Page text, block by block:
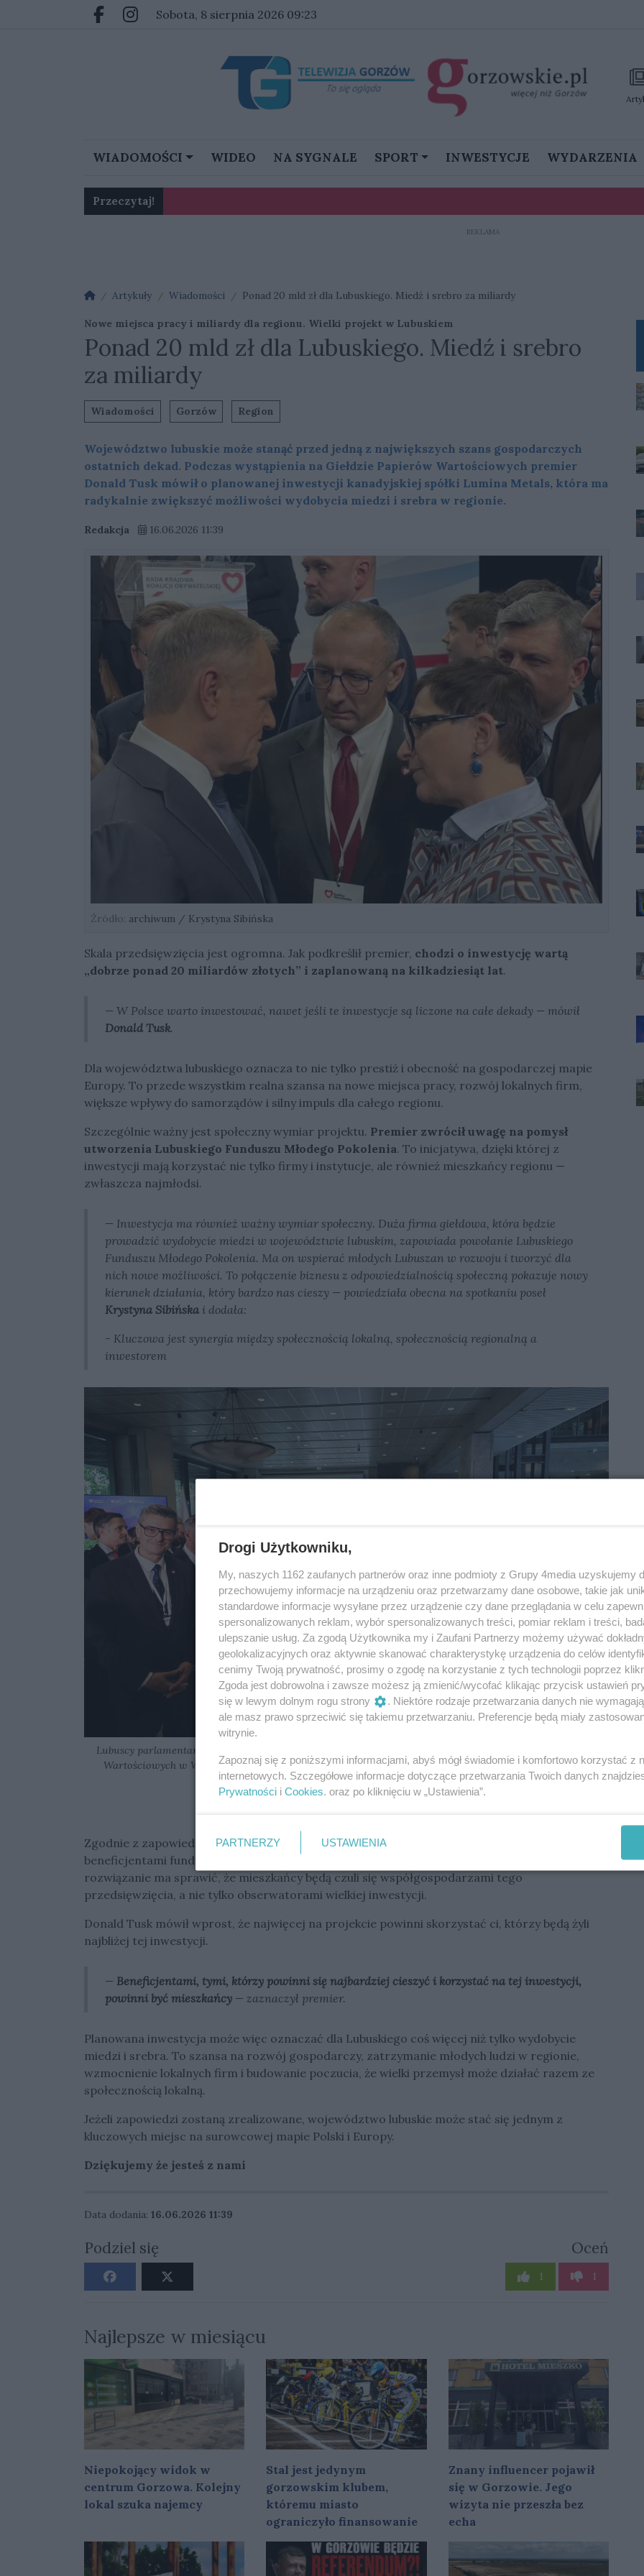
Przejdź do głównych treści
Przejdź do głównego menu
Facebook.com
Instagram.com
sobota, 8 sierpnia 2026 09:23
WIADOMOŚCI WIDEO NA SYGNALE SPORT INWESTYCJE WYDARZENIA
Przeczytaj!
REKLAMA
Strona główna
Artykuły Wiadomości Ponad 20 mld zł dla Lubuskiego. Miedź i srebro za miliardy
Nowe miejsca pracy i miliardy dla regionu. Wielki projekt w Lubuskiem
Ponad 20 mld zł dla Lubuskiego. Miedź i srebro
za miliardy
Wiadomości Gorzów Region
Województwo lubuskie może stanąć przed jedną z największych szans gospodarczych
ostatnich dekad. Podczas wystąpienia na Giełdzie Papierów Wartościowych premier
Donald Tusk mówił o planowanej inwestycji kanadyjskiej spółki Lumina Metals, która ma
radykalnie zwiększyć możliwości wydobycia miedzi i srebra w regionie.
Redakcja 16.06.2026 11:39
Źródło: archiwum / Krystyna Sibińska
Skala przedsięwzięcia jest ogromna. Jak podkreślił premier, chodzi o inwestycję wartą
„dobrze ponad 20 miliardów złotych” i zaplanowaną na kilkadziesiąt lat.
— W Polsce warto inwestować, nawet jeśli te inwestycje są liczone na całe dekady — mówił
Donald Tusk.
Dla województwa lubuskiego oznacza to nie tylko prestiż i obecność na gospodarczej mapie
Europy. To przede wszystkim realna szansa na nowe miejsca pracy, rozwój lokalnych firm,
większe wpływy do samorządów i silny impuls dla całego regionu.
Szczególnie ważny jest społeczny wymiar projektu. Premier zwrócił uwagę na pomysł
utworzenia Lubuskiego Funduszu Młodego Pokolenia. To inicjatywa, dzięki której z
inwestycji mają korzystać nie tylko firmy i instytucje, ale również mieszkańcy regionu —
zwłaszcza najmłodsi.
— Inwestycja ma również ważny wymiar społeczny. Duża firma giełdowa, która będzie
prowadzić wydobycie miedzi w województwie lubuskim, zapowiada powołanie Lubuskiego
Funduszu Młodego Pokolenia. Ma on wspierać młodych Lubuszan w rozwoju i tworzyć dla
nich nowe możliwości. To połączenie biznesu z odpowiedzialnością społeczną pokazuje nowy
kierunek działania, który bardzo nas cieszy — powiedziała obecna na spotkaniu poseł
Krystyna Sibińska i dodała:
- Kluczowa jest synergia między społecznością lokalną, społecznością regionalną a
inwestorem
Lubuscy parlamentarzyści i samorządowcy z premierem Donaldem Tuskiem w budynku Giełdy Papierów
Wartościowych w Warszawie po ogłoszeniu debiutu kandyjskiej spółki Lumina Metals na warszawskiej
giełdzie.
Zgodnie z zapowiedziami, dzieci i młodzież z województwa lubuskiego mają stać się
beneficjentami funduszu, który będzie związany z przyszłym funkcjonowaniem kopalni. To
rozwiązanie ma sprawić, że mieszkańcy będą czuli się współgospodarzami tego
przedsięwzięcia, a nie tylko obserwatorami wielkiej inwestycji.
Donald Tusk mówił wprost, że najwięcej na projekcie powinni skorzystać ci, którzy będą żyli
najbliżej tej inwestycji.
— Beneficjentami, tymi, którzy powinni się najbardziej cieszyć i korzystać na tej inwestycji,
powinni być mieszkańcy — zaznaczył premier.
Planowana inwestycja może więc oznaczać dla Lubuskiego coś więcej niż tylko wydobycie
miedzi i srebra. To szansa na rozwój gospodarczy, zatrzymanie młodych ludzi w regionie,
wzmocnienie lokalnych firm i budowanie poczucia, że wielki przemysł może działać razem ze
społecznością lokalną.
Jeżeli zapowiedzi zostaną zrealizowane, województwo lubuskie może stać się jednym z
kluczowych miejsc na surowcowej mapie Polski i Europy.
Dziękujemy że jesteś z nami
Data dodania: 16.06.2026 11:39
Podziel się Oceń
1 1
Najlepsze w miesiącu
Niepokojący widok w
centrum Gorzowa. Kolejny
lokal szuka najemcy
Stal jest jedynym
gorzowskim klubem,
któremu miasto
ograniczyło finansowanie
Znany influencer pojawił
się w Gorzowie. Jego
wizyta nie przeszła bez
echa
Drogi Użytkowniku,
My, naszych 1162 zaufanych partnerów oraz inne podmioty z Grupy 4media uzyskujemy
przechowujemy informacje na urządzeniu oraz przetwarzamy dane osobowe, takie jak
standardowe informacje wysyłane przez urządzenie czy dane przeglądania w celu
spersonalizowanych reklam, wybór spersonalizowanych treści, pomiar reklam i treści,
ulepszanie usług. Za zgodą Użytkownika my i Zaufani Partnerzy możemy używać
geolokalizacyjnych oraz aktywnie skanować charakterystykę urządzenia do celów
cenimy Twoją prywatność, prosimy o zgodę na korzystanie z tych technologii poprzez
Zgoda jest dobrowolna i zawsze możesz ją zmienić/wycofać klikając przycisk ustawień
się w lewym dolnym rogu strony
. Niektóre rodzaje przetwarzania danych nie
ale masz prawo sprzeciwić się takiemu przetwarzaniu. Preferencje będą miały
witrynie.
Zapoznaj się z poniższymi informacjami, abyś mógł świadomie i komfortowo korzystać z
internetowych. Szczegółowe informacje dotyczące przetwarzania Twoich danych
Prywatności i Cookies. oraz po kliknięciu w „Ustawienia”.
PARTNERZY USTAWIENIA